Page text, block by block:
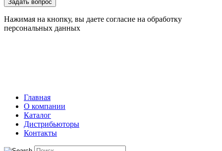
Нажимая на кнопку, вы даете согласие на обработку
персональных данных
Главная
О компании
Каталог
Дистрибьюторы
Контакты